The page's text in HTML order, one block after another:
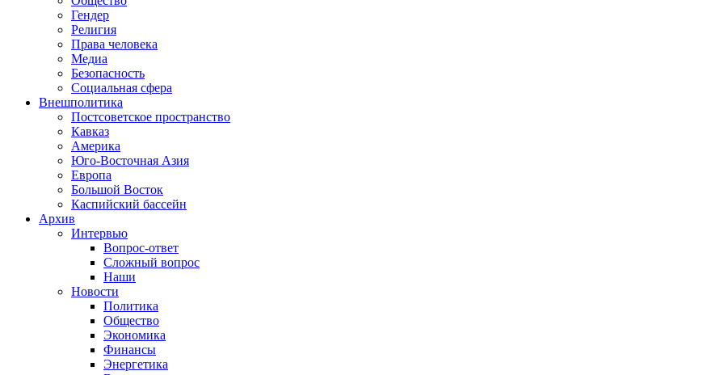
Гендер
Религия
Права человека
Медиа
Безопасность
Социальная сфера
Внешполитика
Постсоветское пространство
Кавказ
Америка
Юго-Восточная Азия
Европа
Большой Восток
Каспийский бассейн
Архив
Интервью
Вопрос-ответ
Сложный вопрос
Наши
Новости
Политика
Общество
Экономика
Финансы
Энергетика